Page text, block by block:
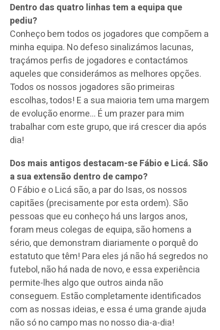
Dentro das quatro linhas tem a equipa que
pediu?
Conheço bem todos os jogadores que compõem a
minha equipa. No defeso sinalizámos lacunas,
traçámos perfis de jogadores e contactámos
aqueles que considerámos as melhores opções.
Todos os nossos jogadores são primeiras
escolhas, todos! E a sua maioria tem uma margem
de evolução enorme… É um prazer para mim
trabalhar com este grupo, que irá crescer dia após
dia!
Dos mais antigos destacam-se Fábio e Licá. São
a sua extensão dentro de campo?
O Fábio e o Licá são, a par do Isas, os nossos
capitães (precisamente por esta ordem). São
pessoas que eu conheço há uns largos anos,
foram meus colegas de equipa, são homens a
sério, que demonstram diariamente o porquê do
estatuto que têm! Para eles já não há segredos no
futebol, não há nada de novo, e essa experiência
permite-lhes algo que outros ainda não
conseguem. Estão completamente identificados
com as nossas ideias, e essa é uma grande ajuda
não só no campo mas no nosso dia-a-dia!